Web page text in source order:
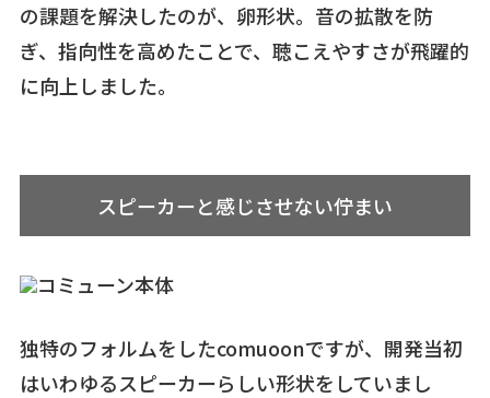
の課題を解決したのが、卵形状。音の拡散を防
ぎ、指向性を高めたことで、聴こえやすさが飛躍的
に向上しました。
スピーカーと感じさせない佇まい
独特のフォルムをしたcomuoonですが、開発当初
はいわゆるスピーカーらしい形状をしていまし